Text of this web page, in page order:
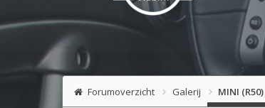
Forumoverzicht Galerij MINI (R50)